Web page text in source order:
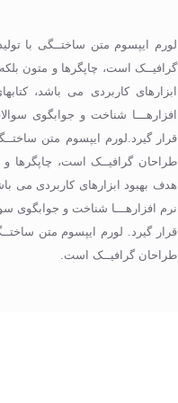
لورم ایپسوم متن ساختــگی با
گرافیــک است، چاپگرها و متون
ابزارهای کاربردی می باشد،
افزارهـــا شناخت و جوابگوی
قرار گیرد.لورم ایپسوم متن
طراحان گرافیــک است، چاپگرها و
هدف بهبود ابزارهای کاربردی می
نرم افزارهـــا شناخت و جوابگوی
قرار گیرد. لورم ایپسوم متن
طراحان گرافیــک است.